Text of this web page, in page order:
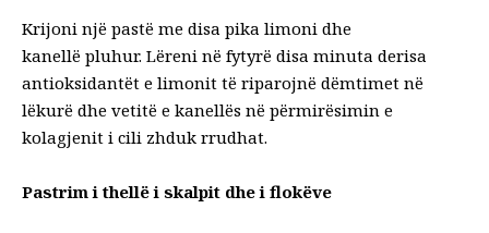
Krijoni një pastë me disa pika limoni dhe
kanellë pluhur. Lëreni në fytyrë disa minuta derisa
antioksidantët e limonit të riparojnë dëmtimet në
lëkurë dhe vetitë e kanellës në përmirësimin e
kolagjenit i cili zhduk rrudhat.
Pastrim i thellë i skalpit dhe i flokëve